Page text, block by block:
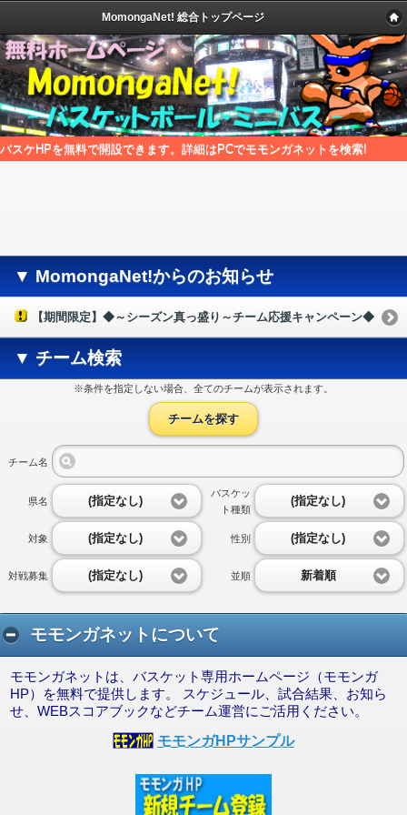
MomongaNet! 総合トップページ
バスケHPを無料で開設できます。詳細はPCでモモンガネットを検索!
▼ MomongaNet!からのお知らせ
【期間限定】◆～シーズン真っ盛り～チーム応援キャンペーン◆
▼ チーム検索
※条件を指定しない場合、全てのチームが表示されます。
チームを探す
チーム名
県名 (指定なし)
バスケッ
ト種類
(指定なし)
対象 (指定なし) 性別 (指定なし)
対戦募集 (指定なし) 並順 新着順
モモンガネットについて
モモンガネットは、バスケット専用ホームページ（モモンガ
HP）を無料で提供します。 スケジュール、試合結果、お知ら
せ、WEBスコアブックなどチーム運営にご活用ください。
モモンガHPサンプル